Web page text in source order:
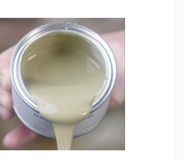
de
precios:
desde
€9.20
hasta
€189.95